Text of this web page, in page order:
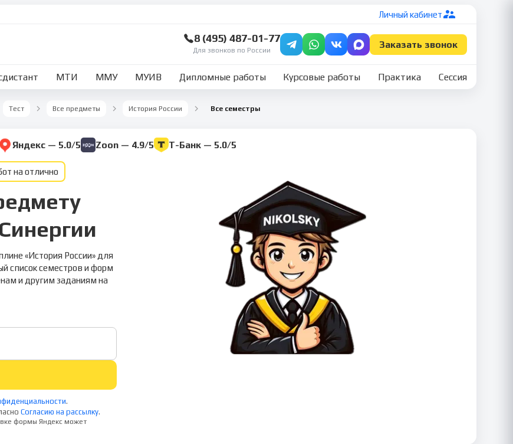
Личный кабинет
8 (495) 487-01-77
Для звонков по России
Заказать звонок
МТИ ММУ МУИВ Дипломные работы Курсовые работы Практика Сессия
Тест Все предметы История России Все семестры
Яндекс — 5.0/5 Zoon — 4.9/5 Т-Банк — 5.0/5
на отлично
«История России» для
список семестров и форм
и другим заданиям на
.
Согласию на рассылку.
формы Яндекс может